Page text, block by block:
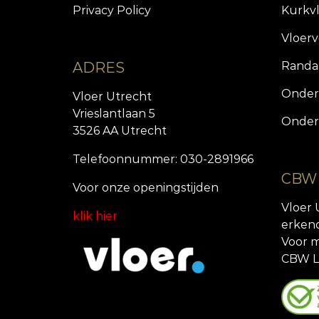
Privacy Policy
ADRES
Vloer Utrecht
Vrieslantlaan 5
3526 AA Utrecht
Telefoonnummer: 030-2891966
Voor onze openingstijden
klik hier
Vloer
Voor
CBW